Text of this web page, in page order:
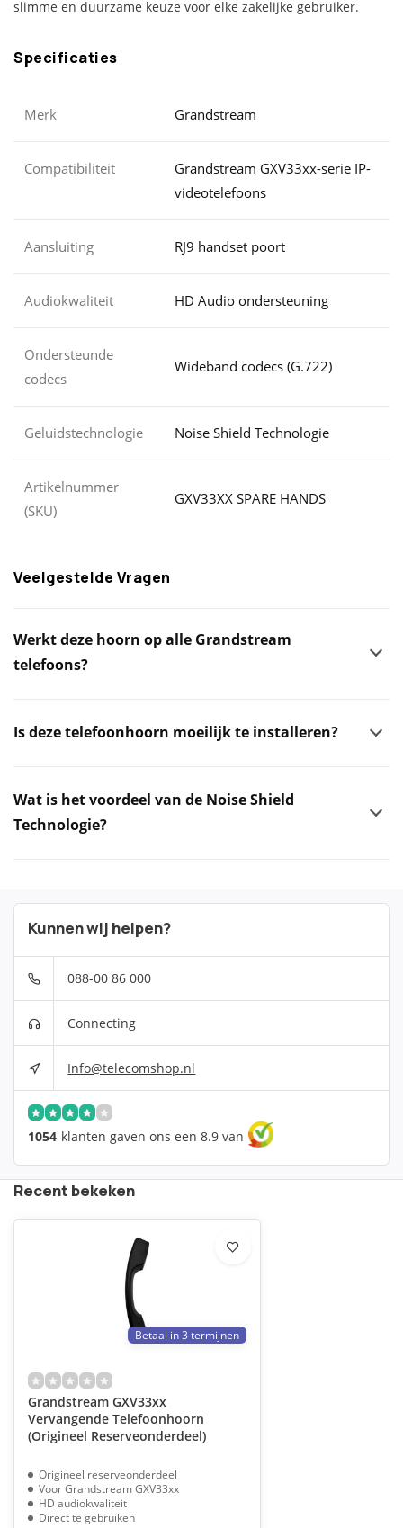
slimme en duurzame keuze voor elke zakelijke gebruiker.
Specificaties
Merk Grandstream
Compatibiliteit
Grandstream GXV33xx-serie IP-
videotelefoons
Aansluiting RJ9 handset poort
Audiokwaliteit HD Audio ondersteuning
Ondersteunde
codecs
Wideband codecs (G.722)
Geluidstechnologie Noise Shield Technologie
Artikelnummer
(SKU)
GXV33XX SPARE HANDS
Veelgestelde Vragen
Werkt deze hoorn op alle Grandstream
telefoons?
Is deze telefoonhoorn moeilijk te installeren?
Wat is het voordeel van de Noise Shield
Technologie?
Kunnen wij helpen?
088-00 86 000
Connecting
Info@telecomshop.nl
1054 klanten gaven ons een 8.9 van
Recent bekeken
Betaal in 3 termijnen
Grandstream GXV33xx
Vervangende Telefoonhoorn
(Origineel Reserveonderdeel)
Origineel reserveonderdeel
Voor Grandstream GXV33xx
HD audiokwaliteit
Direct te gebruiken